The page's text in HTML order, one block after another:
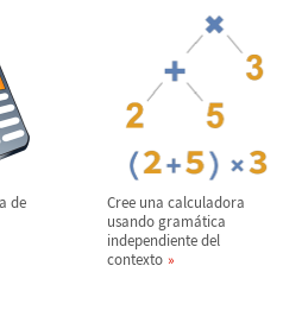
de
Cree una calculadora
usando gramática
independiente del
contexto